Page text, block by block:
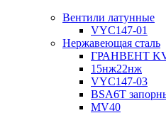
Вентили латунные
VYC147-01
Нержавеющая сталь
ГРАНВЕНТ
15нж22нж
VYC147-03
BSA6T
MV40